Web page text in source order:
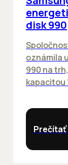
disk 990
oznámila
990 na
kapacitou
Prečítať